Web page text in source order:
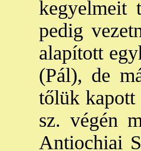
kegyelmeit
pedig
alapított
(Pál), de
tőlük kapott
sz. végén
Antiochiai